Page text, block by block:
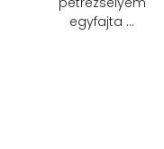
egyfajta …